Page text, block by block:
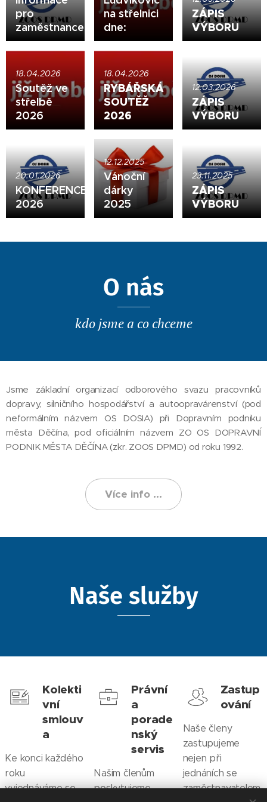
pro
zaměstnance
na střelnici
dne:
ZÁPIS
VÝBORU
18.04.2026
Soutěž ve
střelbě
2026
18.04.2026
RYBÁŘSKÁ
SOUTĚŽ
2026
12.03.2026
ZÁPIS
VÝBORU
20.01.2026
KONFERENCE
2026
12.12.2025
Vánoční
dárky
2025
23.11.2025
ZÁPIS
VÝBORU
O nás
kdo jsme a co chceme
Jsme základní organizací odborového svazu pracovníků
dopravy, silničního hospodářství a autoopravárenství (pod
neformálním názvem OS DOSIA) při Dopravním podniku
města Děčína, pod oficiálním názvem ZO OS DOPRAVNÍ
PODNIK MĚSTA DĚČÍNA (zkr. ZOOS DPMD) od roku 1992.
Více info ...
Naše služby
Kolekti
vní
smlouv
a
Ke konci každého
roku
vyjednáváme se
Právní
a
porade
nský
servis
Našim členům
poskytujeme
Zastup
ování
Naše členy
zastupujeme
nejen při
jednáních se
zaměstnavatelem